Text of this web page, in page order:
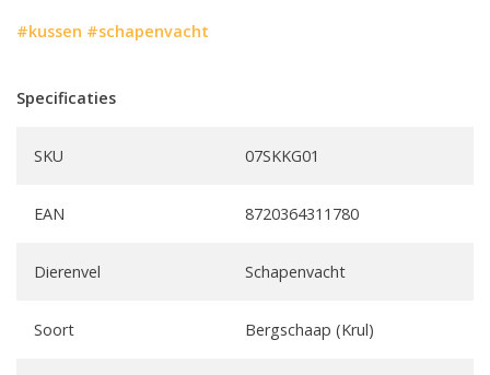
#kussen #schapenvacht
Specificaties
SKU 07SKKG01
EAN 8720364311780
Dierenvel Schapenvacht
Soort Bergschaap (Krul)